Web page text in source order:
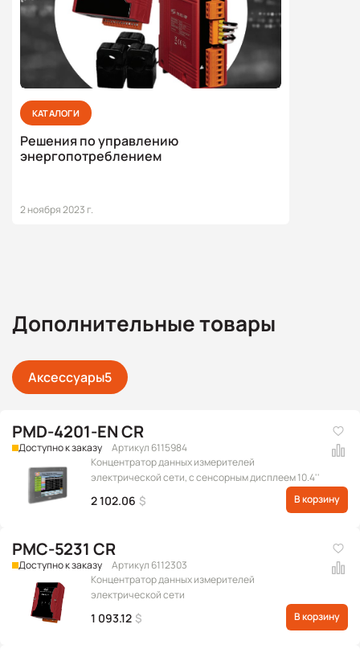
КАТАЛОГИ
Решения по управлению
энергопотреблением
2 ноября 2023 г.
Дополнительные товары
Аксессуары5
PMD-4201-EN CR
Доступно к заказу
Артикул 6115984
Концентратор данных измерителей
электрической сети, с сенсорным дисплеем 10.4''
2 102.06 $ В корзину
PMC-5231 CR
Доступно к заказу
Артикул 6112303
Концентратор данных измерителей
электрической сети
1 093.12 $ В корзину